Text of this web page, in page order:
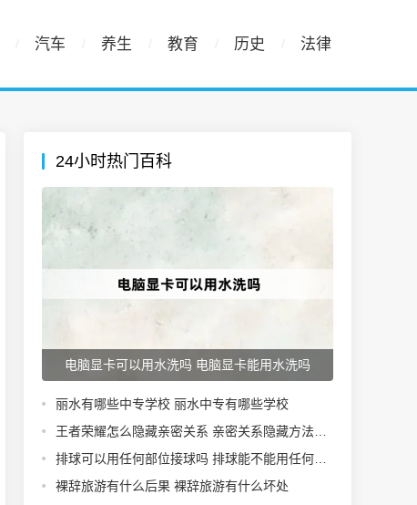
汽车 养生 教育 历史 法律
24小时热门百科
电脑显卡可以用水洗吗 电脑显卡能用水洗吗
丽水有哪些中专学校 丽水中专有哪些学校
王者荣耀怎么隐藏亲密关系 亲密关系隐藏方法介绍
排球可以用任何部位接球吗 排球能不能用任何部位接球
裸辞旅游有什么后果 裸辞旅游有什么坏处